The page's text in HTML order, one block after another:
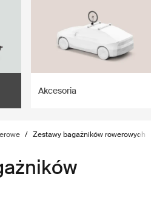
Akcesoria
/ Zestawy bagażników rowerowych